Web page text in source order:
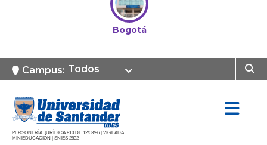
Bogotá
Campus: Todos
PERSONERÍA JURÍDICA 810 DE 12/03/96 | VIGILADA
MINIEDUCACIÓN | SNIES 2832